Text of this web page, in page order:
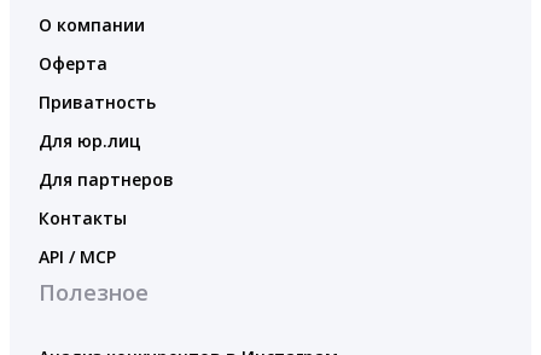
О компании
Оферта
Приватность
Для юр.лиц
Для партнеров
Контакты
API / MCP
Полезное